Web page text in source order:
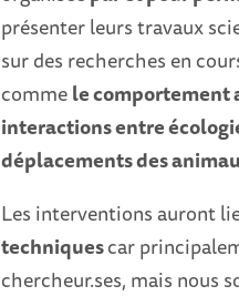
présenter leurs travaux
sur des recherches en
commele comportement
interactions entre
déplacements des
Les interventions auront
techniquescar
chercheur.ses, mais nous